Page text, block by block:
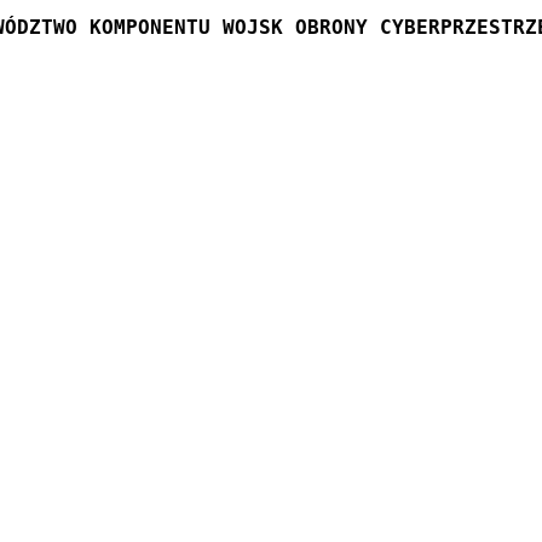
KOMPONENTU WOJSK OBRONY